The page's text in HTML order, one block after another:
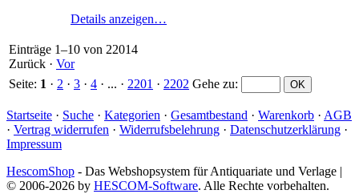
Details anzeigen…
Einträge 1–10 von 22014
Zurück · Vor
Seite: 1 · 2 · 3 · 4 · ... · 2201 · 2202 Gehe zu:
Startseite · Suche · Kategorien · Gesamtbestand · Warenkorb · AGB
· Vertrag widerrufen · Widerrufsbelehrung · Datenschutzerklärung ·
Impressum
HescomShop - Das Webshopsystem für Antiquariate und Verlage |
© 2006-2026 by HESCOM-Software. Alle Rechte vorbehalten.